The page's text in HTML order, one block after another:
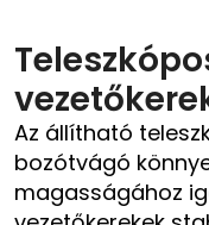
Az állítható
bozótvágó
magasságához